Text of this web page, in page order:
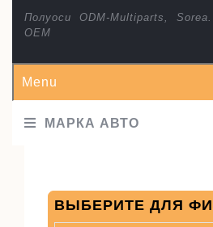
Полуоси ODM-Multiparts,
ОЕМ
Menu
МАРКА АВТО
ВЫБЕРИТЕ ДЛЯ